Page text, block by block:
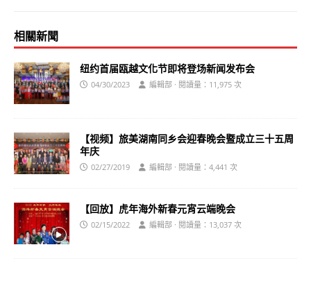
相關新聞
纽约首届瓯越文化节即将登场新闻发布会
04/30/2023 編輯部 · 閱讀量：11,975 次
【视频】旅美湖南同乡会迎春晚会暨成立三十五周
年庆
02/27/2019 編輯部 · 閱讀量：4,441 次
【回放】虎年海外新春元宵云端晚会
02/15/2022 編輯部 · 閱讀量：13,037 次